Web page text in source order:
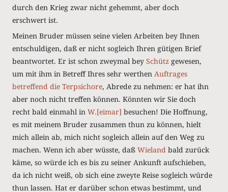
durch den Krieg zwar nicht gehemmt, aber doch
erschwert ist.
Meinen Bruder müssen seine vielen Arbeiten bey Ihnen
entschuldigen, daß er nicht sogleich Ihren gütigen Brief
beantwortet. Er ist schon zweymal bey Schütz gewesen,
um mit ihm in Betreff Ihres sehr werthen Auftrages
betreffend die Terpsichore, Abrede zu nehmen: er hat ihn
aber noch nicht treffen können. Könnten wir Sie doch
recht bald einmahl in W.[eimar] besuchen! Die Hoffnung,
es mit meinem Bruder zusammen thun zu können, hielt
mich allein ab, mich nicht sogleich allein auf den Weg zu
machen. Wenn ich aber wüsste, daß Wieland bald zurück
käme, so würde ich es bis zu seiner Ankunft aufschieben,
da ich nicht weiß, ob sich eine zweyte Reise sogleich würde
thun lassen. Hat er darüber schon etwas bestimmt, und